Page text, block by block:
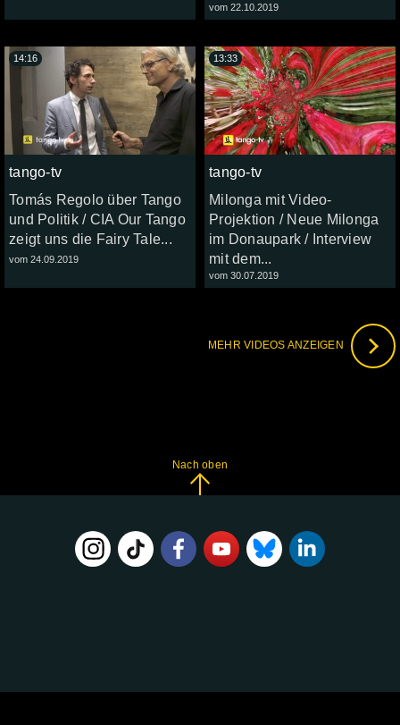
vom 22.10.2019
tango-tv
Tomás Regolo über Tango
und Politik / CIA Our Tango
zeigt uns die Fairy Tale...
vom 24.09.2019
14:16
tango-tv
Milonga mit Video-
Projektion / Neue Milonga
im Donaupark / Interview
mit dem...
vom 30.07.2019
13:33
MEHR VIDEOS ANZEIGEN
Nach oben